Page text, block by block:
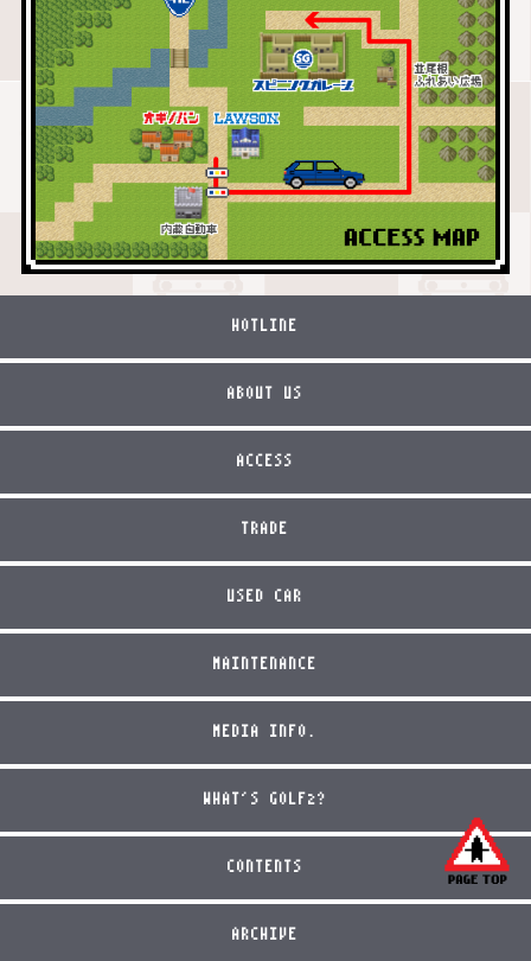
HOTLINE
ABOUT US
ACCESS
TRADE
USED CAR
MAINTENANCE
MEDIA INFO.
WHAT'S GOLF2?
CONTENTS
ARCHIVE